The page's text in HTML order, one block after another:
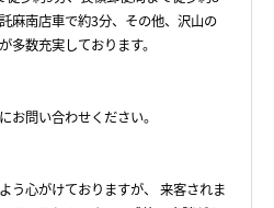
麻南店車で約3分、その他、沢山の
多数充実しております。
お問い合わせください。
う心がけておりますが、 来客されま